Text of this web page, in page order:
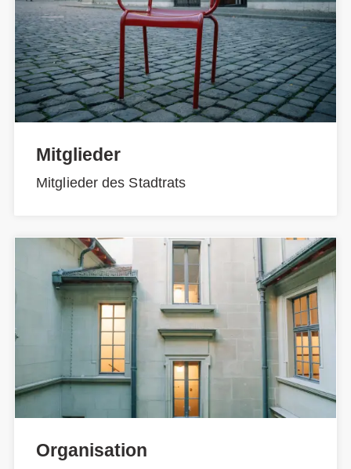
Mitglieder
Mitglieder des Stadtrats
Organisation